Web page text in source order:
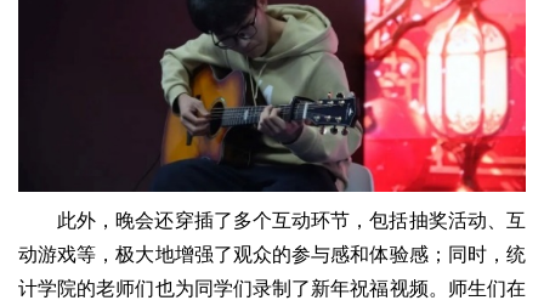
此外，晚会还穿插了多个互动环节，包括抽奖活动、互
动游戏等，极大地增强了观众的参与感和体验感；同时，统
计学院的老师们也为同学们录制了新年祝福视频。师生们在